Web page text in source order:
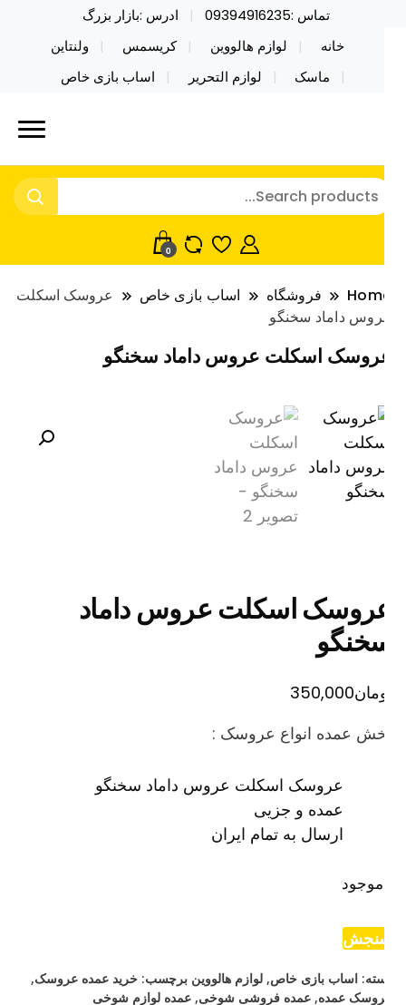
تماس :09394916235
ادرس :بازار بزرگ
خانه
لوازم هالووین کریسمس
ولنتاین
ماسک
لوازم التحریر اساب بازی خاص
تاین کادویی کریسمس اکسسوری
محصولات خاص فیجت اسباب بازی تراول ماگ نایکر
فروش عمده لوازم هالووین ولن تاین کادویی
اکسسوری ماسک در واردات مستقیم
0
فروشگاه اساب بازی خاص
عروسک اسکلت
داماد سخنگو
اسکلت عروس داماد سخنگو
اسکلت عروس داماد
350,000
عمده انواع عروسک :
عروسک اسکلت عروس داماد سخنگو
عمده و جزیی
ارسال به تمام ایران
اساب بازی خاص,لوازم هالووین برچسب:خرید عمده عروسک,
عمده,عمده فروشی شوخی,عمده لوازم شوخی